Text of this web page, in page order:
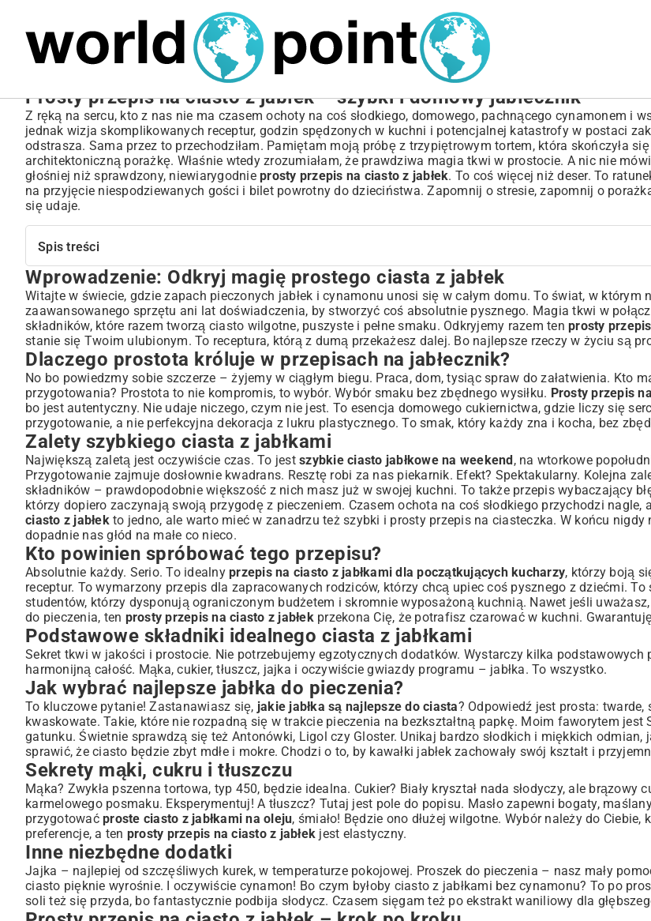
Prosty przepis na ciasto z jabłek – szybki i domowy jabłecznik
Z ręką na sercu, kto z nas nie ma czasem ochoty na coś słodkiego, domowego, pachnącego cynamonem i
jednak wizja skomplikowanych receptur, godzin spędzonych w kuchni i potencjalnej katastrofy w postaci
odstrasza. Sama przez to przechodziłam. Pamiętam moją próbę z trzypiętrowym tortem, która skończyła
architektoniczną porażkę. Właśnie wtedy zrozumiałam, że prawdziwa magia tkwi w prostocie. A nic nie mówi
głośniej niż sprawdzony, niewiarygodnie prosty przepis na ciasto z jabłek. To coś więcej niż deser. To
na przyjęcie niespodziewanych gości i bilet powrotny do dzieciństwa. Zapomnij o stresie, zapomnij o
się udaje.
Spis treści
Wprowadzenie: Odkryj magię prostego ciasta z jabłek
Dlaczego prostota króluje w przepisach na jabłecznik?
Zalety szybkiego ciasta z jabłkami
Kto powinien spróbować tego przepisu?
Podstawowe składniki idealnego ciasta z jabłkami
Jak wybrać najlepsze jabłka do pieczenia?
Sekrety mąki, cukru i tłuszczu
Inne niezbędne dodatki
Prosty przepis na ciasto z jabłek – krok po kroku
Przygotowanie jabłek – krojenie i doprawianie
Jak szybko i łatwo przygotować ciasto?
Składanie ciasta w formie
Pieczenie – klucz do doskonałego rezultatu
Optymalna temperatura i czas pieczenia
Jak sprawdzić, czy ciasto jest gotowe?
Warianty i dodatki, które odmienią Twoje ciasto jabłkowe
Z chrupiącą kruszonką: ulepsz swoją szarlotkę
Aromatyczne przyprawy i niestandardowe smaki
Wersje bezglutenowe i wegańskie – czy to możliwe?
Jak podawać proste ciasto z jabłek? Najlepsze towarzysze smaku
Ciepłe czy zimne? Dylemat smakosza
Polewy, lody i inne dodatki
Porady i triki dla idealnego ciasta jabłkowego za każdym razem
Najczęstsze błędy i jak ich unikać
Przechowywanie ciasta – aby dłużej cieszyć się smakiem
Podsumowanie: Smak tradycji w nowoczesnym wydaniu
Wprowadzenie: Odkryj magię prostego ciasta z jabłek
Witajte w świecie, gdzie zapach pieczonych jabłek i cynamonu unosi się w całym domu. To świat, w którym
zaawansowanego sprzętu ani lat doświadczenia, by stworzyć coś absolutnie pysznego. Magia tkwi w
składników, które razem tworzą ciasto wilgotne, puszyste i pełne smaku. Odkryjemy razem ten prosty
stanie się Twoim ulubionym. To receptura, którą z dumą przekażesz dalej. Bo najlepsze rzeczy w życiu są
Dlaczego prostota króluje w przepisach na jabłecznik?
No bo powiedzmy sobie szczerze – żyjemy w ciągłym biegu. Praca, dom, tysiąc spraw do załatwienia. Kto
przygotowania? Prostota to nie kompromis, to wybór. Wybór smaku bez zbędnego wysiłku. Prosty przepis
bo jest autentyczny. Nie udaje niczego, czym nie jest. To esencja domowego cukiernictwa, gdzie liczy się
przygotowanie, a nie perfekcyjna dekoracja z lukru plastycznego. To smak, który każdy zna i kocha, bez
Zalety szybkiego ciasta z jabłkami
Największą zaletą jest oczywiście czas. To jest szybkie ciasto jabłkowe na weekend, na wtorkowe
Przygotowanie zajmuje dosłownie kwadrans. Resztę robi za nas piekarnik. Efekt? Spektakularny. Kolejna
składników – prawdopodobnie większość z nich masz już w swojej kuchni. To także przepis wybaczający
którzy dopiero zaczynają swoją przygodę z pieczeniem. Czasem ochota na coś słodkiego przychodzi nagle,
ciasto z jabłekto jedno, ale warto mieć w zanadrzu też szybki i prosty przepis na ciasteczka. W końcu nigdy
dopadnie nas głód na małe co nieco.
Kto powinien spróbować tego przepisu?
Absolutnie każdy. Serio. To idealny przepis na ciasto z jabłkami dla początkujących kucharzy, którzy boją
receptur. To wymarzony przepis dla zapracowanych rodziców, którzy chcą upiec coś pysznego z dziećmi.
studentów, którzy dysponują ograniczonym budżetem i skromnie wyposażoną kuchnią. Nawet jeśli
do pieczenia, ten prosty przepis na ciasto z jabłekprzekona Cię, że potrafisz czarować w kuchni.
Podstawowe składniki idealnego ciasta z jabłkami
Sekret tkwi w jakości i prostocie. Nie potrzebujemy egzotycznych dodatków. Wystarczy kilka podstawowych
harmonijną całość. Mąka, cukier, tłuszcz, jajka i oczywiście gwiazdy programu – jabłka. To wszystko.
Jak wybrać najlepsze jabłka do pieczenia?
To kluczowe pytanie! Zastanawiasz się, jakie jabłka są najlepsze do ciasta? Odpowiedź jest prosta: twarde,
kwaskowate. Takie, które nie rozpadną się w trakcie pieczenia na bezkształtną papkę. Moim faworytem jest
gatunku. Świetnie sprawdzą się też Antonówki, Ligol czy Gloster. Unikaj bardzo słodkich i miękkich odmian,
sprawić, że ciasto będzie zbyt mdłe i mokre. Chodzi o to, by kawałki jabłek zachowały swój kształt i
Sekrety mąki, cukru i tłuszczu
Mąka? Zwykła pszenna tortowa, typ 450, będzie idealna. Cukier? Biały kryształ nada słodyczy, ale brązowy
karmelowego posmaku. Eksperymentuj! A tłuszcz? Tutaj jest pole do popisu. Masło zapewni bogaty,
przygotować proste ciasto z jabłkami na oleju, śmiało! Będzie ono dłużej wilgotne. Wybór należy do Ciebie,
preferencje, a ten prosty przepis na ciasto z jabłek jest elastyczny.
Inne niezbędne dodatki
Jajka – najlepiej od szczęśliwych kurek, w temperaturze pokojowej. Proszek do pieczenia – nasz mały
ciasto pięknie wyrośnie. I oczywiście cynamon! Bo czym byłoby ciasto z jabłkami bez cynamonu? To po
soli też się przyda, bo fantastycznie podbija słodycz. Czasem sięgam też po ekstrakt waniliowy dla